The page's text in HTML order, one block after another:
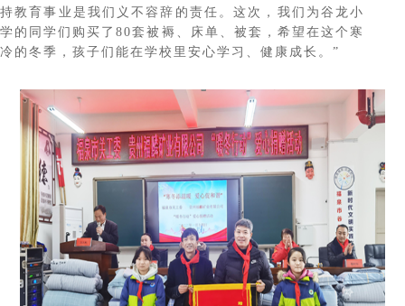
持教育事业是我们义不容辞的责任。这次，我们为谷龙小
学的同学们购买了80套被褥、床单、被套，希望在这个寒
冷的冬季，孩子们能在学校里安心学习、健康成长。”